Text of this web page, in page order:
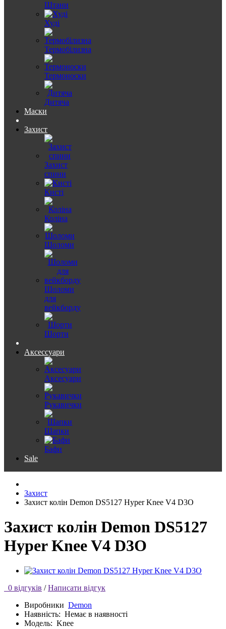
Штани
Худі
Термобілизна
Термоноски
Дитяча
Маски
Захист
Захист
спини
Кисті
Коліна
Шоломи
Шоломи
для
вейкборду
Шорти
Аксессуари
Аксесуари
Рукавички
Шапки
Бафи
Sale
Захист
Захист колін Demon DS5127 Hyper Knee V4 D3O
Захист колін Demon DS5127
Hyper Knee V4 D3O
0 відгуків / Написати відгук
Виробники Demon
Наявність: Немає в наявності
Модель: Knee